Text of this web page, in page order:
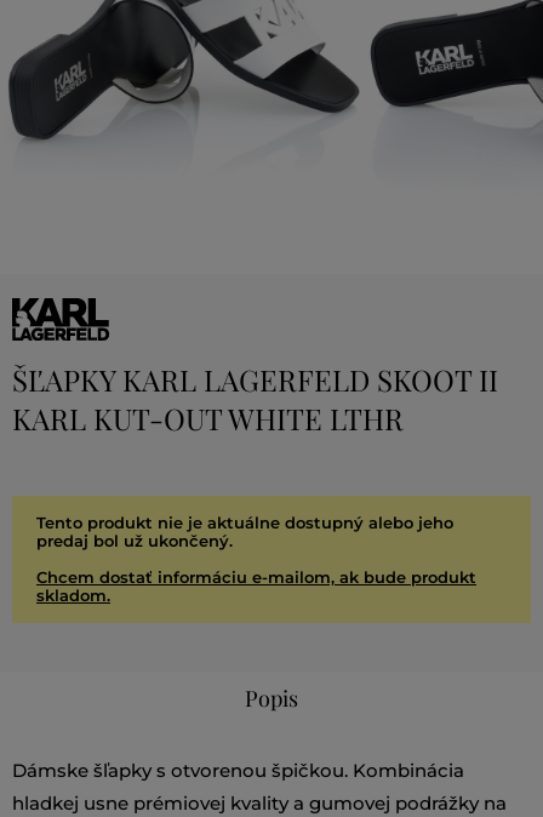
ŠĽAPKY KARL LAGERFELD SKOOT II
KARL KUT-OUT WHITE LTHR
Tento produkt nie je aktuálne dostupný alebo jeho
predaj bol už ukončený.
Chcem dostať informáciu e-mailom, ak bude produkt
skladom.
Popis
Dámske šľapky s otvorenou špičkou. Kombinácia
hladkej usne prémiovej kvality a gumovej podrážky na